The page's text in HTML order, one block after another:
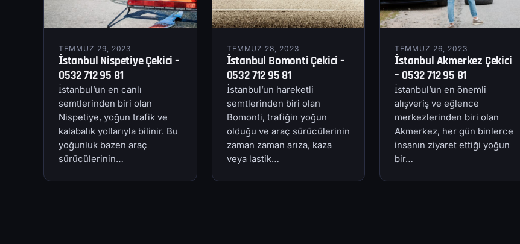
TEMMUZ 29, 2023
İstanbul Nispetiye Çekici –
0532 712 95 81
İstanbul’un en canlı
semtlerinden biri olan
Nispetiye, yoğun trafik ve
kalabalık yollarıyla bilinir. Bu
yoğunluk bazen araç
sürücülerinin…
TEMMUZ 28, 2023
İstanbul Bomonti Çekici –
0532 712 95 81
İstanbul’un hareketli
semtlerinden biri olan
Bomonti, trafiğin yoğun
olduğu ve araç sürücülerinin
zaman zaman arıza, kaza
veya lastik…
TEMMUZ 26, 2023
İstanbul Akmerkez Çekici
– 0532 712 95 81
İstanbul’un en önemli
alışveriş ve eğlence
merkezlerinden biri olan
Akmerkez, her gün binlerce
insanın ziyaret ettiği yoğun
bir…